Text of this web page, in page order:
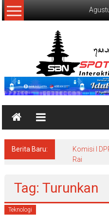
Lompat
ke
SpotBaliNews
Berita Baru:
Komisi I
Rai
Tag: Turunkan
Teknologi